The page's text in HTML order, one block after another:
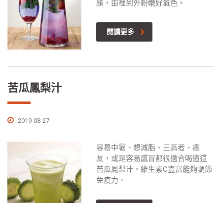
顏，由裡到外粉嫩好氣色。
閱讀更多
苦瓜鳳梨汁
2019-08-27
容易中暑、想減脂、三高者、癌
友，或是容易感冒都很適合喝這道
苦瓜鳳梨汁，維生素C豐富能夠調節
免疫力。